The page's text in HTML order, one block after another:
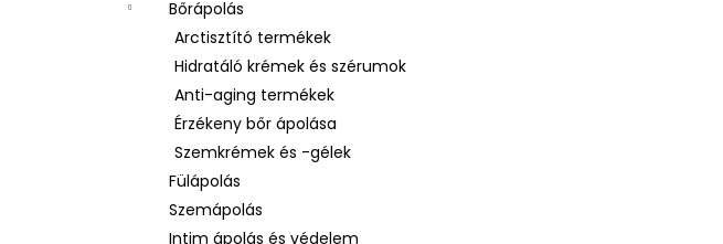
Bőrápolás
Arctisztító termékek
Hidratáló krémek és szérumok
Anti-aging termékek
Érzékeny bőr ápolása
Szemkrémek és -gélek
Fülápolás
Szemápolás
Intim ápolás és védelem